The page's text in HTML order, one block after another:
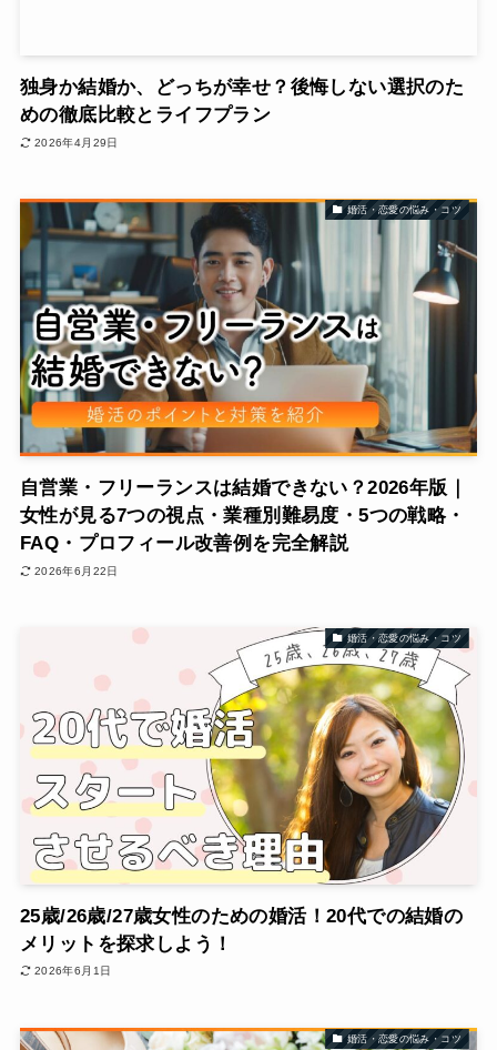
独身か結婚か、どっちが幸せ？後悔しない選択のた
めの徹底比較とライフプラン
2026年4月29日
婚活・恋愛の悩み・コツ
自営業・フリーランスは結婚できない？2026年版｜
女性が見る7つの視点・業種別難易度・5つの戦略・
FAQ・プロフィール改善例を完全解説
2026年6月22日
婚活・恋愛の悩み・コツ
25歳/26歳/27歳女性のための婚活！20代での結婚の
メリットを探求しよう！
2026年6月1日
婚活・恋愛の悩み・コツ